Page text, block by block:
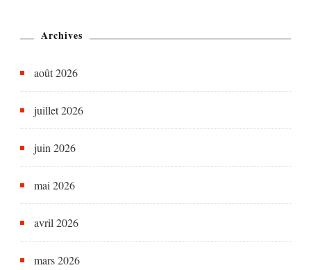
Archives
août 2026
juillet 2026
juin 2026
mai 2026
avril 2026
mars 2026